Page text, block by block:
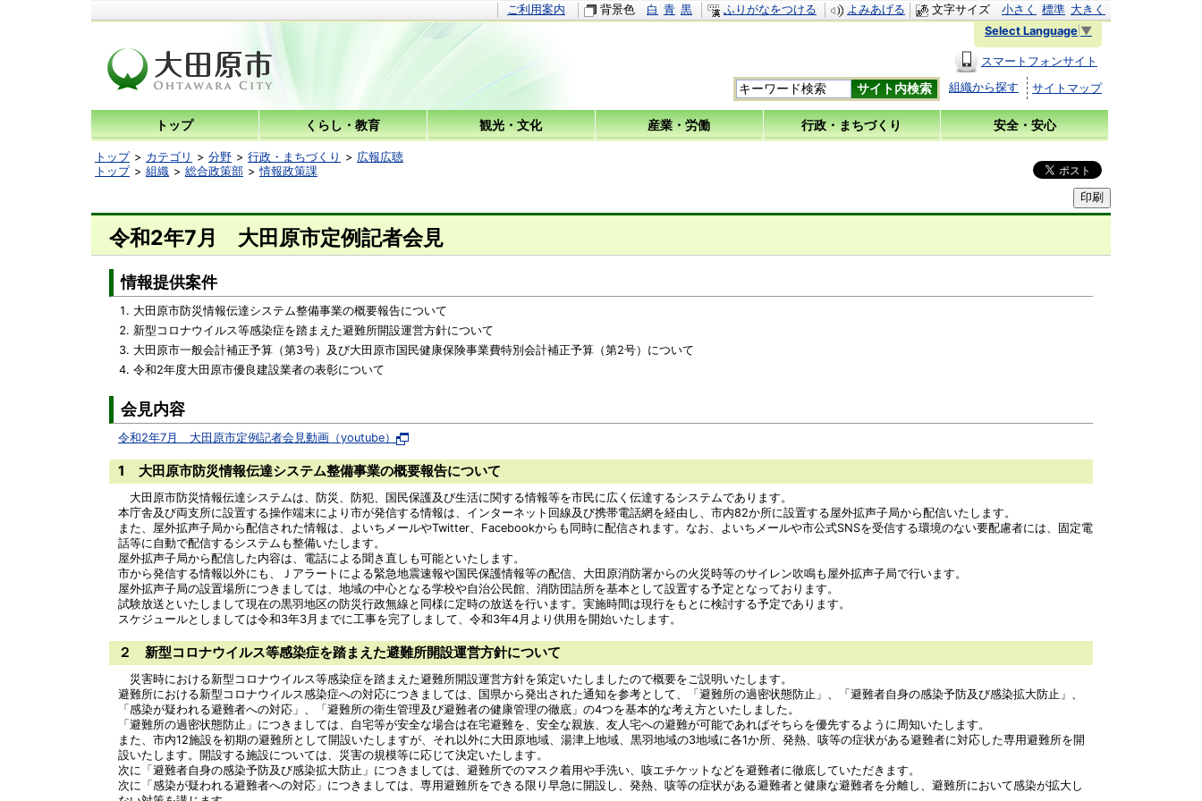
文字サイズ 小さく 標準 大きく
ご利用案内 背景色 白 青 黒 ふりがなをつける
よみあげる
Select Language ▼
スマートフォンサイト
組織から探す
サイトマップ
トップ くらし・教育 観光・文化 産業・労働 行政・まちづくり 安全・安心
トップ カテゴリ 分野 行政・まちづくり
広報広聴
トップ
組織 総合政策部 情報政策課
令和2年7月 大田原市定例記者会見
情報提供案件
大田原市防災情報伝達システム整備事業の概要報告について
新型コロナウイルス等感染症を踏まえた避難所開設運営方針について
大田原市一般会計補正予算（第3号）及び大田原市国民健康保険事業費特別会計補正予算（第2号）について
令和2年度大田原市優良建設業者の表彰について
会見内容
令和2年7月 大田原市定例記者会見動画（youtube）
1 大田原市防災情報伝達システム整備事業の概要報告について
大田原市防災情報伝達システムは、防災、防犯、国民保護及び生活に関する情報等を市民に広く伝達するシステムであります。
本庁舎及び両支所に設置する操作端末により市が発信する情報は、インターネット回線及び携帯電話網を経由し、市内82か所に設置する屋外拡声子局から配信いたします。
また、屋外拡声子局から配信された情報は、よいちメールやTwitter、Facebookからも同時に配信されます。なお、よいちメールや市公式SNSを受信する環境のない要配慮者には、固定電
話等に自動で配信するシステムも整備いたします。
屋外拡声子局から配信した内容は、電話による聞き直しも可能といたします。
市から発信する情報以外にも、Ｊアラートによる緊急地震速報や国民保護情報等の配信、大田原消防署からの火災時等のサイレン吹鳴も屋外拡声子局で行います。
屋外拡声子局の設置場所につきましては、地域の中心となる学校や自治公民館、消防団詰所を基本として設置する予定となっております。
試験放送といたしまして現在の黒羽地区の防災行政無線と同様に定時の放送を行います。実施時間は現行をもとに検討する予定であります。
スケジュールとしましては令和3年3月までに工事を完了しまして、令和3年4月より供用を開始いたします。
２ 新型コロナウイルス等感染症を踏まえた避難所開設運営方針について
災害時における新型コロナウイルス等感染症を踏まえた避難所開設運営方針を策定いたしましたので概要をご説明いたします。
避難所における新型コロナウイルス感染症への対応につきましては、国県から発出された通知を参考として、「避難所の過密状態防止」、「避難者自身の感染予防及び感染拡大防止」、
「感染が疑われる避難者への対応」、「避難所の衛生管理及び避難者の健康管理の徹底」の4つを基本的な考え方といたしました。
「避難所の過密状態防止」につきましては、自宅等が安全な場合は在宅避難を、安全な親族、友人宅への避難が可能であればそちらを優先するように周知いたします。
また、市内12施設を初期の避難所として開設いたしますが、それ以外に大田原地域、湯津上地域、黒羽地域の3地域に各1か所、発熱、咳等の症状がある避難者に対応した専用避難所を開
設いたします。開設する施設については、災害の規模等に応じて決定いたします。
次に「避難者自身の感染予防及び感染拡大防止」につきましては、避難所でのマスク着用や手洗い、咳エチケットなどを避難者に徹底していただきます。
次に「感染が疑われる避難者への対応」につきましては、専用避難所をできる限り早急に開設し、発熱、咳等の症状がある避難者と健康な避難者を分離し、避難所において感染が拡大し